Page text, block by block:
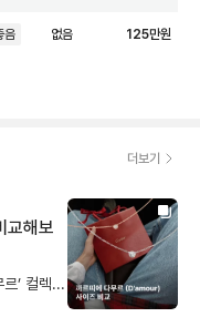
음 없음 125만원
더보기
교해보
까르띠에 입문 주얼리로 많이 추천드리는 ‘다무르’ 컬렉션! 사이즈로 망설이던 브릴러들의 고민을 덜어드리기 위한 다무르 사이즈 비교입니다💖 ✅ 왜 많은 입문템 중 다무르를 추천하나요? 명품 주얼리는 아무래도 가격 부담이 있어 첫 입문용으로 각 주얼리 브랜드의 가성비 아이템들을 많이 찾으시곤 해요. 주얼리 브랜드들의 계속되는 가격 인상으로 사실 100만원대 주얼리를 찾는것도 쉽지 않고요😭 다무르는 100만원 대 가격에 무려 다이아가 콕! 브릴리언트 컷 다이아몬드 세팅의 은은한 반짝임과, 반사되어 빛나는 체인의 존재감은 그저 빛..✨ 또, 주얼리가 주는 이미지가 너무 한쪽으로 치우치면 데일리로 착용하기에 조금 부담스러울 수 있죠. 다무르는 어떤 룩도 다 소화하는 요물이라 데일리로도 완전 가능하니! 추천 안할 이유 없겠죠? ✅ 사이즈는 어떻게 다른가요? 다무르는 다이아 크기에 따라 사이즈가 다른데, 크기가 비슷해보여도 XS/Small/Large 함께 놓고 비교하면 생각보다는 크기 차이가 납니다! * XS 패턴 직경: 3.79mm, 총 0.04캐럿의 브릴리언트 컷 다이아몬드 세팅 * Small 패턴 직경: 4.5mm, 0.09캐럿의 브릴리언트 컷 다이아몬드 세팅 * Large 패턴 직경: 5.48mm, 0.18캐럿의 브릴리언트 컷 다이아몬드 세팅 다무르 목걸이 체인 길이는 380-410mm로 모든 사이즈 동일해요. 체인은 4cm까지 최초 1회 무상 연장, 4cm 이상은 유상으로 연장이 가능해요. 목이 두꺼운 편이거나 여유있는 길이의 목걸이를 선호한다면 체인 연장도 좋은 선택! ✅ 사이즈 고민되는데 추천해주세요! 너무나 고민 중인 브릴러를 위한 주관적인 추천입니다👀 * 키/체구가 작은 편이야 -> XS 또는 S 추천! * 다른 주얼리랑 레이어드 할래 -> XS 추천! * 키/체구가 큰 편이야 -> S 또는 L 추천! * ‘나 다이아야!’ 존재감 티내고 싶어 -> L 추천! 참고로 다무르 L은 가수 태연님의 일상에서도 자주 보여지는 아이템이기도 한데, 태연 님의 작은 체구에 L사이즈를 착용하니 다이아 크기가 더욱 커보이는 효과가 있더라구요😮 그러니 지극히 개인적인 취향대로 골라도 다무르는 충.분.히 사랑이니 너무 고민하지 마세요! 그저 마음이 끌리는대로..❤️